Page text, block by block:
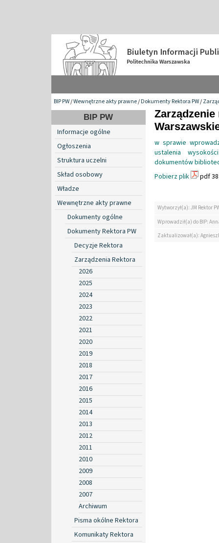
BIP PW/Wewnętrzne akty prawne/Dokumenty Rektora PW/
BIP PW
Informacje ogólne
Ogłoszenia
Struktura uczelni
Skład osobowy
Władze
Wewnętrzne akty prawne
Dokumenty ogólne
Dokumenty Rektora PW
Decyzje Rektora
Zarządzenia Rektora
2026
2025
2024
2023
2022
2021
2020
2019
2018
2017
2016
2015
2014
2013
2012
2011
2010
2009
2008
2007
Archiwum
Pisma okólne Rektora
Komunikaty Rektora
w sprawie
ustalenia
dokumentów
Pobierz plik
pdf
Wytworzył(a): JM Rektor
Wprowadził(a) do BIP:
Zaktualizował(a):